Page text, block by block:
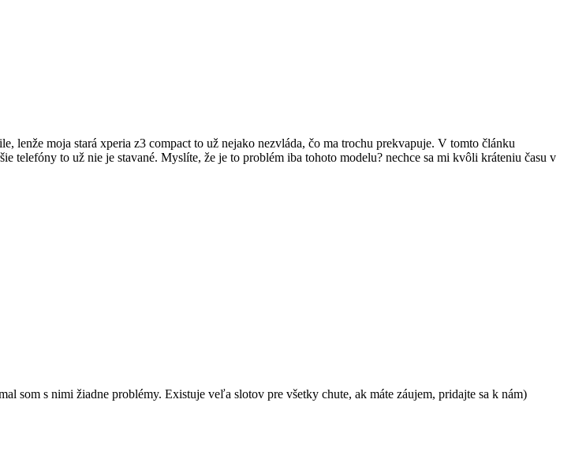
lenže moja stará xperia z3 compact to už nejako nezvláda, čo ma trochu prekvapuje. V tomto článku
telefóny to už nie je stavané. Myslíte, že je to problém iba tohoto modelu? nechce sa mi kvôli kráteniu času v
som s nimi žiadne problémy. Existuje veľa slotov pre všetky chute, ak máte záujem, pridajte sa k nám)